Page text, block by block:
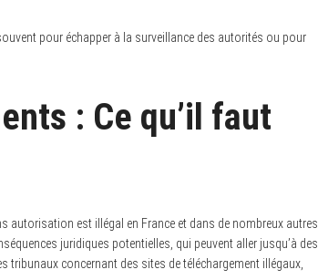
pour échapper à la surveillance des autorités ou pour
: Ce qu’il faut
autorisation est illégal en France et dans de nombreux autres
juridiques potentielles, qui peuvent aller jusqu’à des
concernant des sites de téléchargement illégaux,